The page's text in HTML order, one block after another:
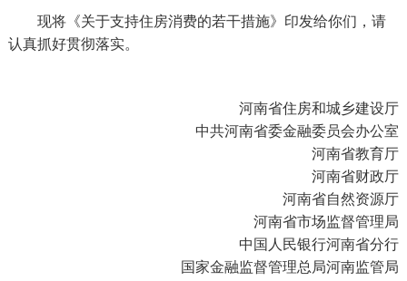
现将《关于支持住房消费的若干措施》印发给你们，请
认真抓好贯彻落实。
河南省住房和城乡建设厅
中共河南省委金融委员会办公室
河南省教育厅
河南省财政厅
河南省自然资源厅
河南省市场监督管理局
中国人民银行河南省分行
国家金融监督管理总局河南监管局